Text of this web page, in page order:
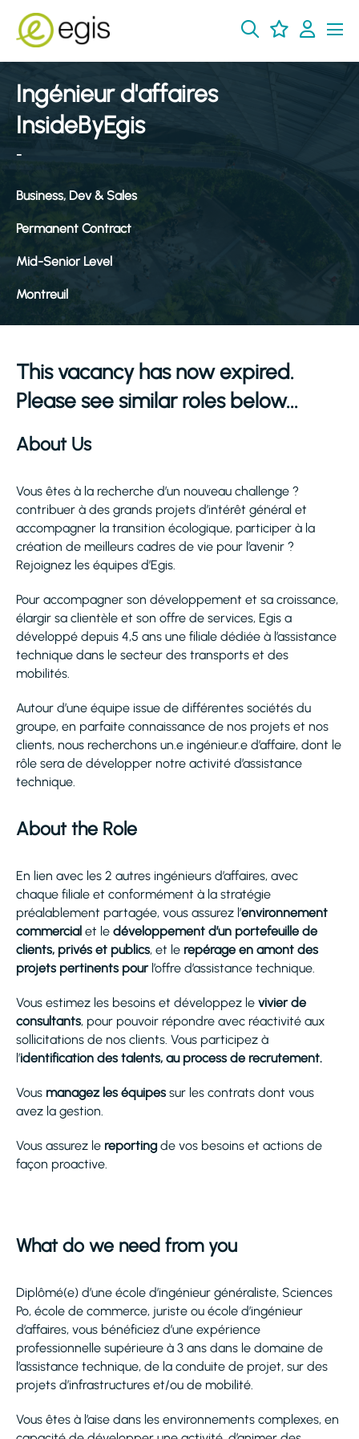
Ingénieur d'affaires
InsideByEgis
-
Business, Dev & Sales
Permanent Contract
Mid-Senior Level
Montreuil
This vacancy has now expired.
Please see similar roles below...
About Us
Vous êtes à la recherche d’un nouveau challenge ?
contribuer à des grands projets d’intérêt général et
accompagner la transition écologique, participer à la
création de meilleurs cadres de vie pour l’avenir ?
Rejoignez les équipes d’Egis.
Pour accompagner son développement et sa croissance,
élargir sa clientèle et son offre de services, Egis a
développé depuis 4,5 ans une filiale dédiée à l’assistance
technique dans le secteur des transports et des
mobilités.
Autour d’une équipe issue de différentes sociétés du
groupe, en parfaite connaissance de nos projets et nos
clients, nous recherchons un.e ingénieur.e d’affaire, dont le
rôle sera de développer notre activité d’assistance
technique.
About the Role
En lien avec les 2 autres ingénieurs d’affaires, avec
chaque filiale et conformément à la stratégie
préalablement partagée, vous assurez l’environnement
commercial et le développement d’un portefeuille de
clients, privés et publics, et le repérage en amont des
projets pertinents pour l’offre d’assistance technique.
Vous estimez les besoins et développez le vivier de
consultants, pour pouvoir répondre avec réactivité aux
sollicitations de nos clients. Vous participez à
l’identification des talents, au process de recrutement.
Vous managez les équipes sur les contrats dont vous
avez la gestion.
Vous assurez le reportingde vos besoins et actions de
façon proactive.
What do we need from you
Diplômé(e) d’une école d’ingénieur généraliste, Sciences
Po, école de commerce, juriste ou école d’ingénieur
d’affaires, vous bénéficiez d’une expérience
professionnelle supérieure à 3 ans dans le domaine de
l’assistance technique, de la conduite de projet, sur des
projets d’infrastructures et/ou de mobilité.
Vous êtes à l’aise dans les environnements complexes, en